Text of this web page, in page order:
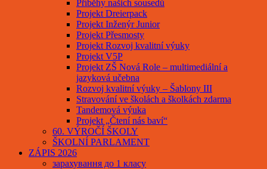
Příběhy našich sousedů
Projekt Dreierpack
Projekt Inženýr Junior
Projekt Přesmosty
Projekt Rozvoj kvalitní výuky
Projekt V5P
Projekt ZŠ Nová Role – multimediální a
jazyková učebna
Rozvoj kvalitní výuky – Šablony III
Stravování ve školách a školkách zdarma
Tandemová výuka
Projekt „Čtení nás baví“
60. VÝROČÍ ŠKOLY
ŠKOLNÍ PARLAMENT
ZÁPIS 2026
зарахування до 1 класу